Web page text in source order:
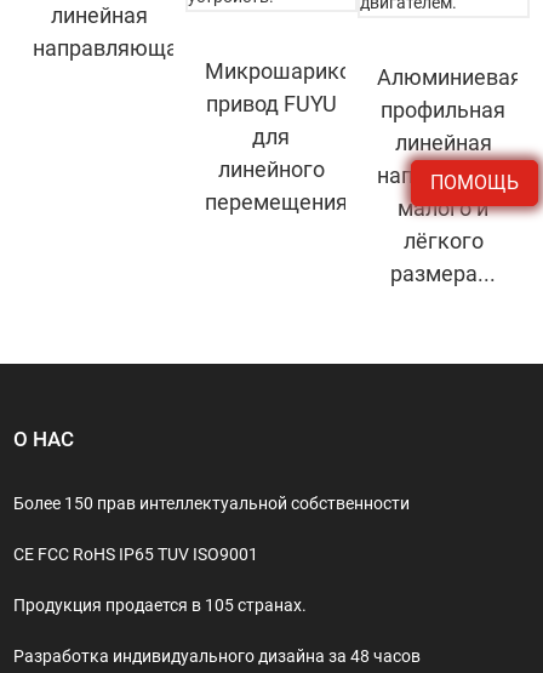
ПОМОЩЬ
линейная
направляющая
Микрошариковинтовой
привод FUYU
для
линейного
перемещения...
Алюминиевая
профильная
линейная
направляющая
малого и
лёгкого
размера...
О НАС
Более 150 прав интеллектуальной собственности
CE FCC RoHS IP65 TUV ISO9001
Продукция продается в 105 странах.
Разработка индивидуального дизайна за 48 часов